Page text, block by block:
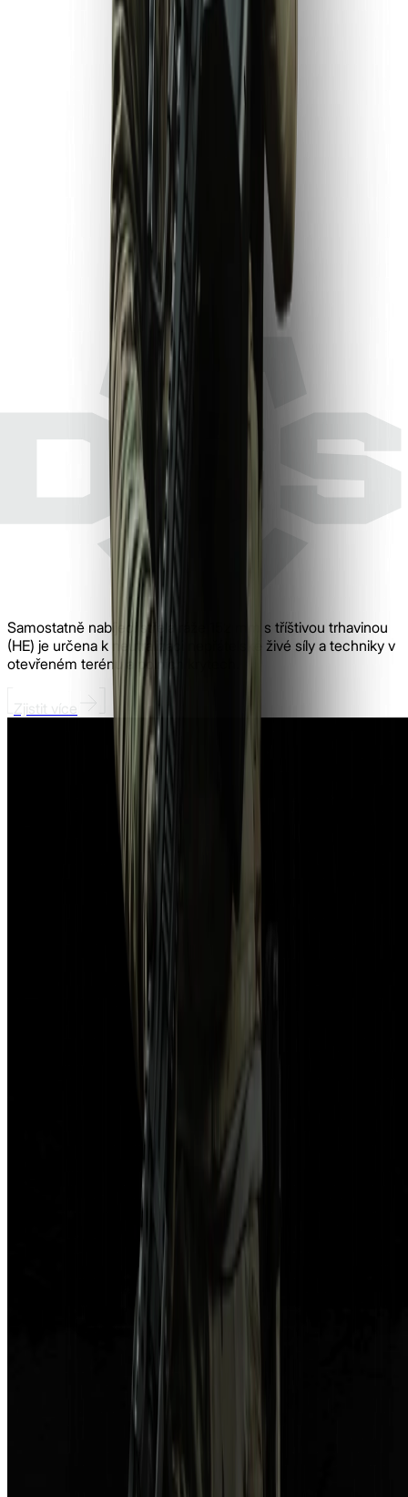
Samostatně nabíjecí střela ráže 152 mm s tříštivou trhavinou
(HE) je určena k neutralizaci nepřátelské živé síly a techniky v
otevřeném terénu a polních krytech.
Zjistit více